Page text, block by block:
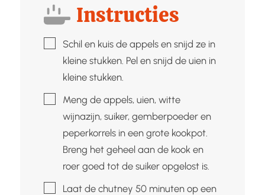
Instructies
▢Schil en kuis de appels en snijd ze in
kleine stukken. Pel en snijd de uien in
kleine stukken.
▢Meng de appels, uien, witte
wijnazijn, suiker, gemberpoeder en
peperkorrels in een grote kookpot.
Breng het geheel aan de kook en
roer goed tot de suiker opgelost is.
▢Laat de chutney 50 minuten op een